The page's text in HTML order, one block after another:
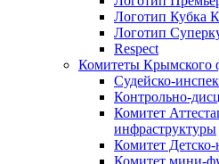
Логотип Кубка
Логотип
Respect
Комитеты Крымского
Судейско-
Контрольно-
Комитет
инфраструктуры
Комитет
Комитет мини-